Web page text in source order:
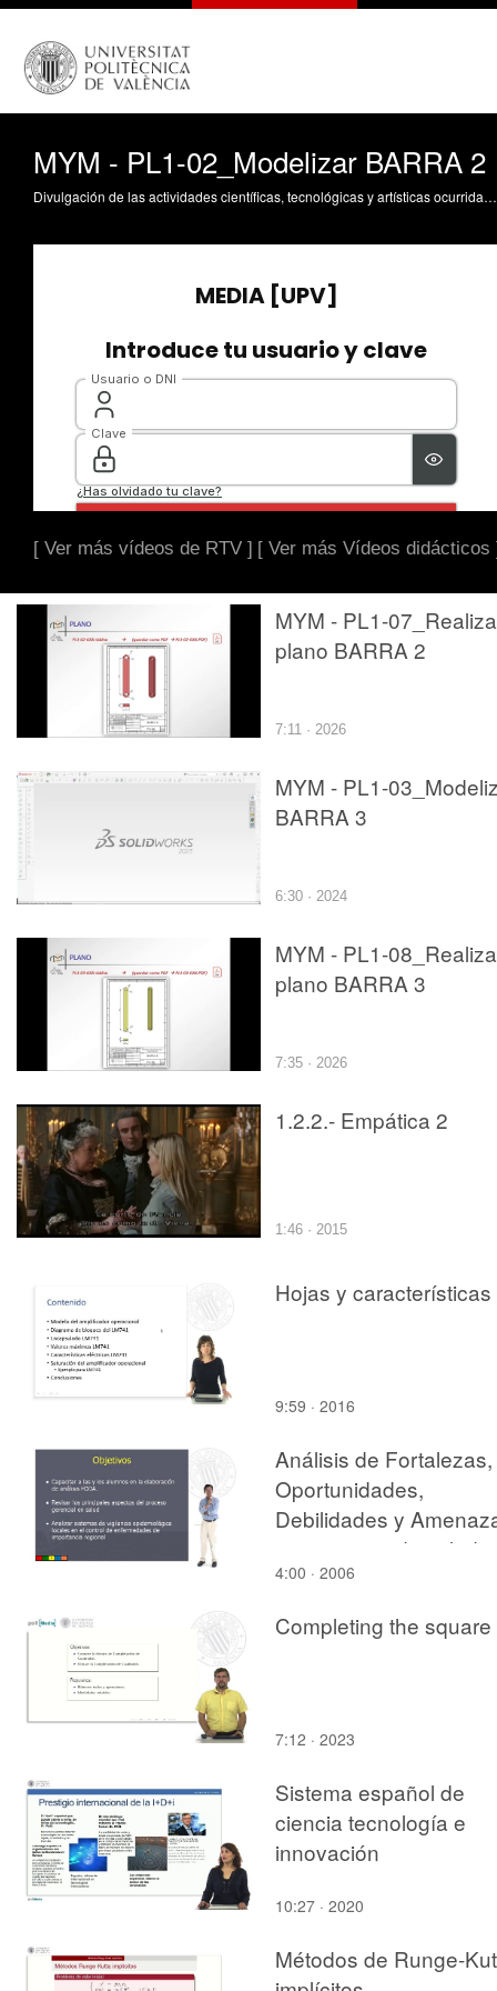
MYM - PL1-02_Modelizar BARRA 2
Divulgación de las actividades científicas, tecnológicas y artísticas ocurridas en los tres campus de la UPV
[ Ver más vídeos de RTV ] [ Ver más Vídeos didácticos
MYM - PL1-
plano BARRA 2
7:11 · 2026
MYM - PL1-
BARRA 3
6:30 · 2024
MYM - PL1-
plano BARRA 3
7:35 · 2026
1.2.2.- Empática 2
1:46 · 2015
Hojas y características
9:59 · 2016
Análisis de Fortalezas,
Oportunidades,
Debilidades y
en sistemas de salud;
proceso gerencial en
vigilancia
4:00 · 2006
Completing the square
7:12 · 2023
Sistema español de
ciencia tecnología e
innovación
10:27 · 2020
Métodos de Runge-